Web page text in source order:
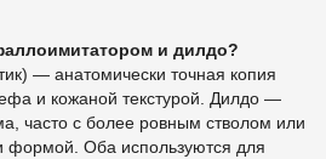
и дилдо?
— анатомически точная копия
и кожаной текстурой. Дилдо —
часто с более ровным стволом или
формой. Оба используются для